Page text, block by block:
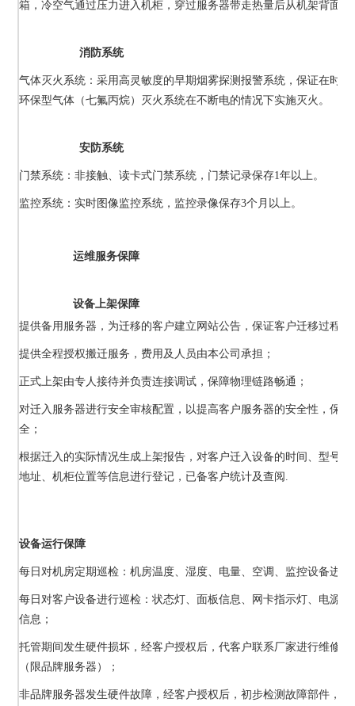
箱，冷空气通过压力进入机柜，穿过服务器带走热量后从机架背面散
消防系统
气体灭火系统：采用高灵敏度的早期烟雾探测报警系统，保证在时
环保型气体（七氟丙烷）灭火系统在不断电的情况下实施灭火。
安防系统
门禁系统：非接触、读卡式门禁系统，门禁记录保存1年以上。
监控系统：实时图像监控系统，监控录像保存3个月以上。
运维服务保障
设备上架保障
提供备用服务器，为迁移的客户建立网站公告，保证客户迁移过程
提供全程授权搬迁服务，费用及人员由本公司承担；
正式上架由专人接待并负责连接调试，保障物理链路畅通；
对迁入服务器进行安全审核配置，以提高客户服务器的安全性，保
全；
根据迁入的实际情况生成上架报告，对客户迁入设备的时间、型号
地址、机柜位置等信息进行登记，已备客户统计及查阅.
设备运行保障
每日对机房定期巡检：机房温度、湿度、电量、空调、监控设备进
每日对客户设备进行巡检：状态灯、面板信息、网卡指示灯、电源
信息；
托管期间发生硬件损坏，经客户授权后，代客户联系厂家进行维修
（限品牌服务器）；
非品牌服务器发生硬件故障，经客户授权后，初步检测故障部件，